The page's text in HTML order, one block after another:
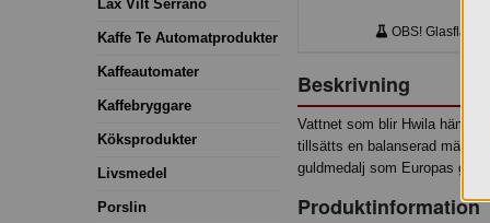
Lax Vilt Serrano
Kaffe Te Automatprodukter
Kaffeautomater
Kaffebryggare
Köksprodukter
Livsmedel
Porslin
OBS!
Beskrivning
Vattnet som blir Hwila
tillsätts en balanserad
guldmedalj som Europas
Produktinformation